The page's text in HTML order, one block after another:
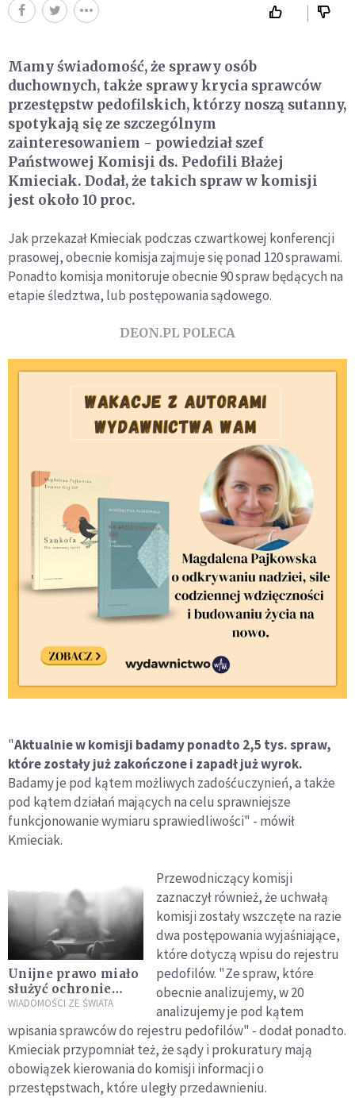
Mamy świadomość, że sprawy osób
duchownych, także sprawy krycia sprawców
przestępstw pedofilskich, którzy noszą sutanny,
spotykają się ze szczególnym
zainteresowaniem - powiedział szef
Państwowej Komisji ds. Pedofili Błażej
Kmieciak. Dodał, że takich spraw w komisji
jest około 10 proc.
Jak przekazał Kmieciak podczas czwartkowej konferencji
prasowej, obecnie komisja zajmuje się ponad 120 sprawami.
Ponadto komisja monitoruje obecnie 90 spraw będących na
etapie śledztwa, lub postępowania sądowego.
DEON.PL POLECA
"Aktualnie w komisji badamy ponadto 2,5 tys. spraw,
które zostały już zakończone i zapadł już wyrok.
Badamy je pod kątem możliwych zadośćuczynień, a także
pod kątem działań mających na celu sprawniejsze
funkcjonowanie wymiaru sprawiedliwości" - mówił
Kmieciak.
Unijne prawo miało
służyć ochronie
prywatności, a
pedofilią
WIADOMOŚCI ZE ŚWIATA
Przewodniczący komisji
zaznaczył również, że uchwałą
komisji zostały wszczęte na razie
dwa postępowania wyjaśniające,
które dotyczą wpisu do rejestru
pedofilów. "Ze spraw, które
obecnie analizujemy, w 20
analizujemy je pod kątem
wpisania sprawców do rejestru pedofilów" - dodał ponadto.
Kmieciak przypomniał też, że sądy i prokuratury mają
obowiązek kierowania do komisji informacji o
przestępstwach, które uległy przedawnieniu.